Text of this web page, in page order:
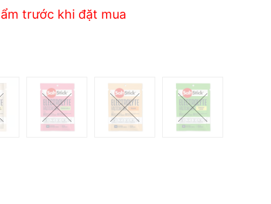
trước khi đặt mua